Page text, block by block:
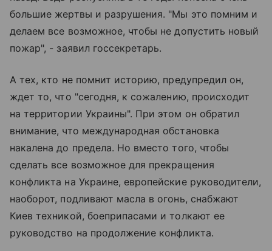
большие жертвы и разрушения. "Мы это помним и
делаем все возможное, чтобы не допустить новый
пожар", - заявил госсекретарь.
А тех, кто не помнит историю, предупредил он,
ждет то, что "сегодня, к сожалению, происходит
на территории Украины". При этом он обратил
внимание, что международная обстановка
накалена до предела. Но вместо того, чтобы
сделать все возможное для прекращения
конфликта на Украине, европейские руководители,
наоборот, подливают масла в огонь, снабжают
Киев техникой, боеприпасами и толкают ее
руководство на продолжение конфликта.